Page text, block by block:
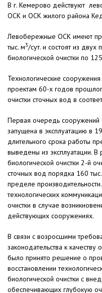
В г. Кемерово действуют
ОСК и ОСК жилого района
Левобережные ОСК имеют
тыс. м3/сут. и состоят из
биологической очистки по
Технологические
проектам 60-х годов
очистки сточных вод в
Первая очередь сооружений
запущена в эксплуатацию в
длительного срока работы
выведены из эксплуатации. В
биологической очистки 2-й
сточных вод порядка 160
пределе
технологических
очистки в случае
действующих сооружениях.
В связи с возросшими
законодательства к
было принято решение о
восстановлении
биологической очистки с
обеспечивающих глубокую